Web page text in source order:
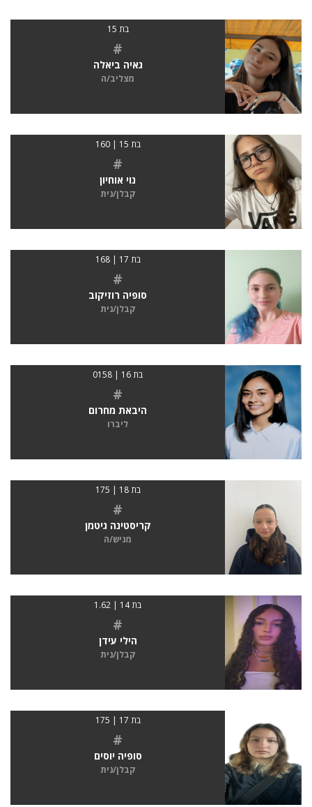
בת 15
#
גאיה ביאלה
מצליב/ה
בת 15 | 160
#
נוי אוחיון
קבלן/נית
בת 17 | 168
#
סופיה רוזיקוב
קבלן/נית
בת 16 | 0158
#
היבאת מחרום
ליברו
בת 18 | 175
#
קריסטינה גיטמן
מגיש/ה
בת 14 | 1.62
#
הילי עידן
קבלן/נית
בת 17 | 175
#
סופיה יוסים
קבלן/נית